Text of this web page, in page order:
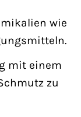
wie
mit einem
zu